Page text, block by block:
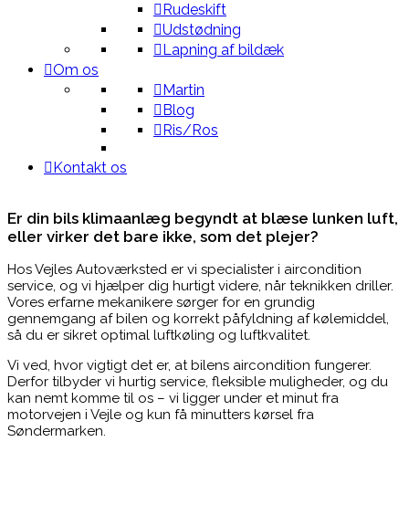
Rudeskift
Udstødning
Lapning af bildæk
Om os
Martin
Blog
Ris/Ros
Kontakt os
Er din bils klimaanlæg begyndt at blæse lunken luft,
eller virker det bare ikke, som det plejer?
Hos Vejles Autoværksted er vi specialister i aircondition
service, og vi hjælper dig hurtigt videre, når teknikken driller.
Vores erfarne mekanikere sørger for en grundig
gennemgang af bilen og korrekt påfyldning af kølemiddel,
så du er sikret optimal luftkøling og luftkvalitet.
Vi ved, hvor vigtigt det er, at bilens aircondition fungerer.
Derfor tilbyder vi hurtig service, fleksible muligheder, og du
kan nemt komme til os – vi ligger under et minut fra
motorvejen i Vejle og kun få minutters kørsel fra
Søndermarken.